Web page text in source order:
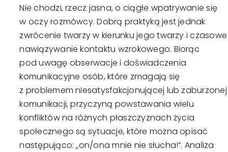
Nie chodzi, rzecz jasna, o ciągłe wpatrywanie się
w oczy rozmówcy. Dobrą praktyką jest jednak
zwrócenie twarzy w kierunku jego twarzy i czasowe
nawiązywanie kontaktu wzrokowego. Biorąc
pod uwagę obserwacje i doświadczenia
komunikacyjne osób, które zmagają się
z problemem niesatysfakcjonującej lub zaburzonej
komunikacji, przyczyną powstawania wielu
konfliktów na różnych płaszczyznach życia
społecznego są sytuacje, które można opisać
następująco: „on/ona mnie nie słucha!”. Analiza